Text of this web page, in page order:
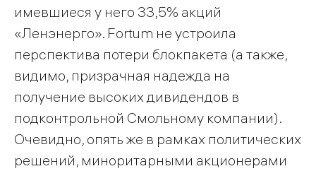
имевшиеся у него 33,5% акций
«Ленэнерго». Fortum не устроила
перспектива потери блокпакета (а также,
видимо, призрачная надежда на
получение высоких дивидендов в
подконтрольной Смольному компании).
Очевидно, опять же в рамках политических
решений, миноритарными акционерами